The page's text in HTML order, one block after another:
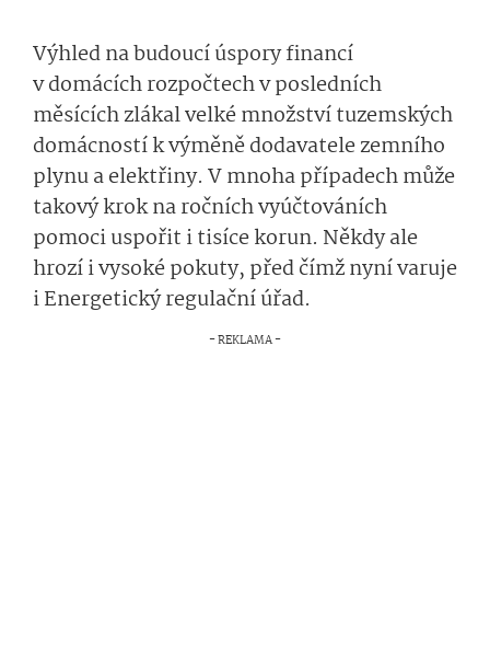
Výhled na budoucí úspory financí
v domácích rozpočtech v posledních
měsících zlákal velké množství tuzemských
domácností k výměně dodavatele zemního
plynu a elektřiny. V mnoha případech může
takový krok na ročních vyúčtováních
pomoci uspořit i tisíce korun. Někdy ale
hrozí i vysoké pokuty, před čímž nyní varuje
i Energetický regulační úřad.